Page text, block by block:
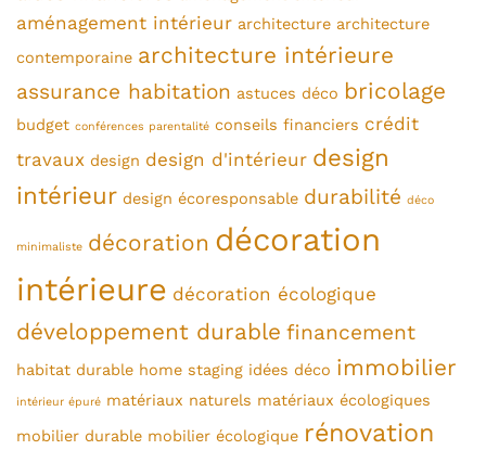
aménagement intérieur architecture architecture
contemporaine architecture intérieure
assurance habitation astuces déco bricolage
budget conférences parentalité conseils financiers crédit
travaux design design d'intérieur design
intérieur design écoresponsable durabilité déco
minimaliste décoration décoration
intérieure décoration écologique
développement durable financement
habitat durable home staging idées déco immobilier
intérieur épuré matériaux naturels matériaux écologiques
mobilier durable mobilier écologique rénovation